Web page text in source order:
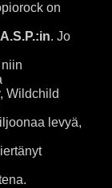
on
. Jo
Wildchild
levyä,